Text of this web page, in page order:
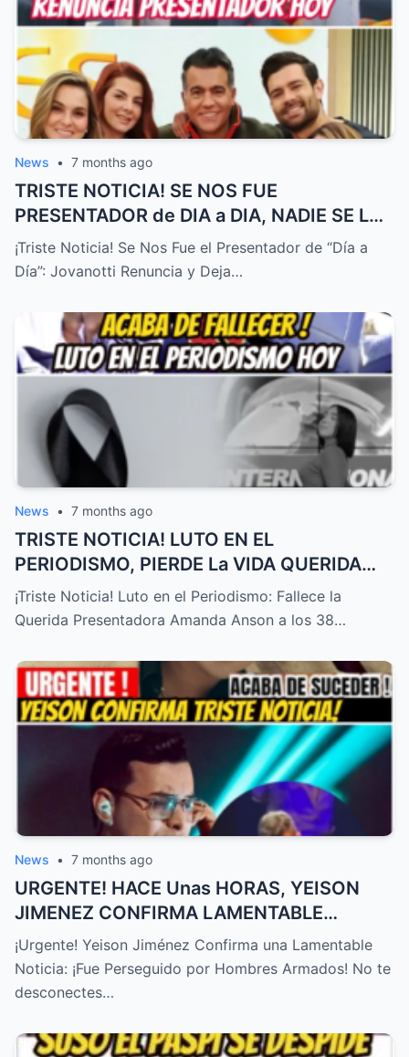
News • 7 months ago
TRISTE NOTICIA! SE NOS FUE
PRESENTADOR de DIA a DIA, NADIE SE LO
ESPERABA! – HTT
¡Triste Noticia! Se Nos Fue el Presentador de “Día a
Día”: Jovanotti Renuncia y Deja…
News • 7 months ago
TRISTE NOTICIA! LUTO EN EL
PERIODISMO, PIERDE La VIDA QUERIDA
PRESENTADORA HOY! – HTT
¡Triste Noticia! Luto en el Periodismo: Fallece la
Querida Presentadora Amanda Anson a los 38…
News • 7 months ago
URGENTE! HACE Unas HORAS, YEISON
JIMENEZ CONFIRMA LAMENTABLE
NOTICIA, NO LO ESPERABA,TRISTE
NOTICIA! – HTT
¡Urgente! Yeison Jiménez Confirma una Lamentable
Noticia: ¡Fue Perseguido por Hombres Armados! No te
desconectes…